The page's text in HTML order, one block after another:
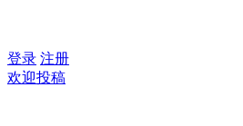
登录 注册
欢迎投稿